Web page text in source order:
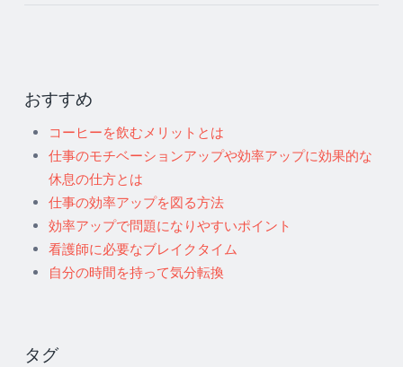
おすすめ
コーヒーを飲むメリットとは
仕事のモチベーションアップや効率アップに効果的な
休息の仕方とは
仕事の効率アップを図る方法
効率アップで問題になりやすいポイント
看護師に必要なブレイクタイム
自分の時間を持って気分転換
タグ